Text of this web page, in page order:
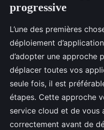
progressive
L’une des premières
déploiement
d’adopter une approche
déplacer toutes vos
seule fois, il est
étapes. Cette approche
service cloud et de vous
correctement avant de